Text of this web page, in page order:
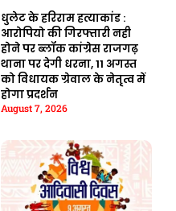
धुलेट के हरिराम हत्याकांड :
आरोपियो की गिरफ्तारी नही
होने पर ब्लॉक कांग्रेस राजगढ़
थाना पर देगी धरना, 11 अगस्त
को विधायक ग्रेवाल के नेतृत्व में
होगा प्रदर्शन
August 7, 2026